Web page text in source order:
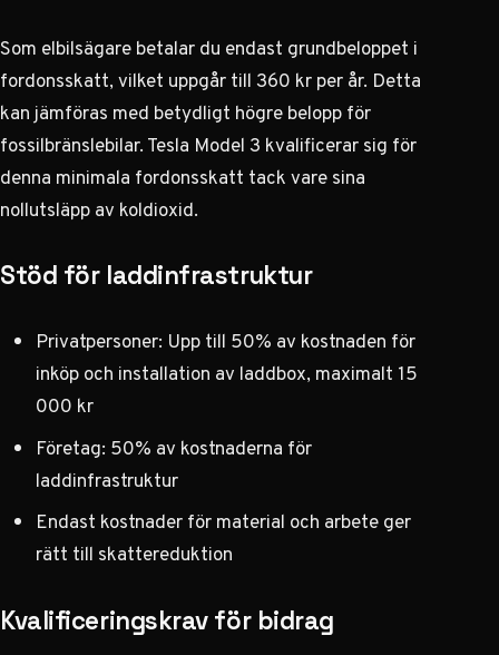
Som elbilsägare betalar du endast grundbeloppet i
fordonsskatt, vilket uppgår till 360 kr per år. Detta
kan jämföras med betydligt högre belopp för
fossilbränslebilar. Tesla Model 3 kvalificerar sig för
denna minimala fordonsskatt tack vare sina
nollutsläpp av koldioxid.
Stöd för laddinfrastruktur
Privatpersoner: Upp till 50% av kostnaden för
inköp och installation av laddbox, maximalt 15
000 kr
Företag: 50% av kostnaderna för
laddinfrastruktur
Endast kostnader för material och arbete ger
rätt till skattereduktion
Kvalificeringskrav för bidrag